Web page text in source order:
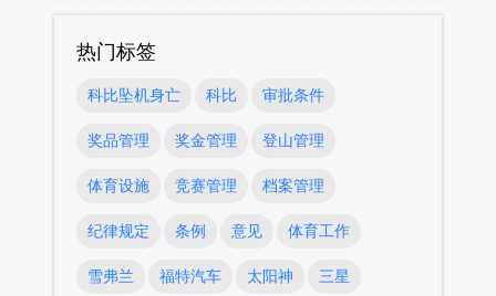
热门标签
科比坠机身亡 科比 审批条件
奖品管理 奖金管理 登山管理
体育设施 竞赛管理 档案管理
纪律规定 条例 意见 体育工作
雪弗兰 福特汽车 太阳神 三星